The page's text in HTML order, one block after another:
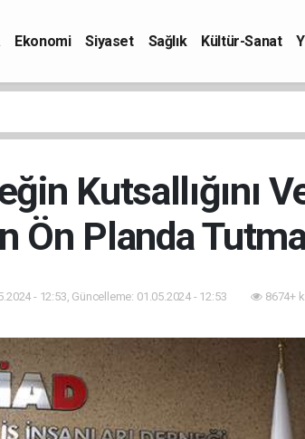
Ekonomi Siyaset Sağlık Kültür-Sanat
Kutsallığını
Ön Planda
- 12:53, Güncelleme: 01.05.2024 - 12:53 8674+